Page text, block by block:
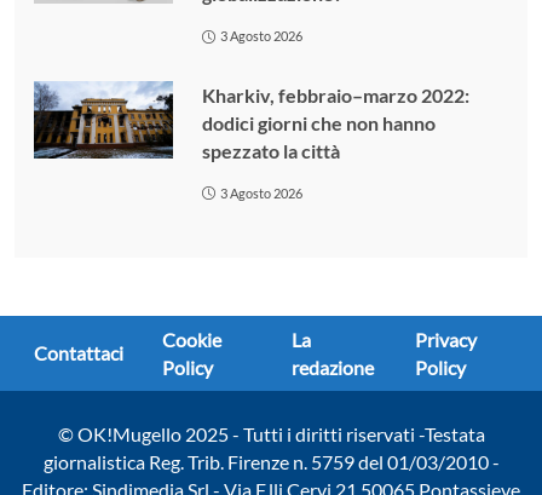
3 Agosto 2026
Kharkiv, febbraio–marzo 2022:
dodici giorni che non hanno
spezzato la città
3 Agosto 2026
Contattaci
Cookie
Policy
La
redazione
Privacy
Policy
© OK!Mugello 2025 - Tutti i diritti riservati -Testata
giornalistica Reg. Trib. Firenze n. 5759 del 01/03/2010 -
Editore: Sindimedia Srl - Via F.lli Cervi 21 50065 Pontassieve